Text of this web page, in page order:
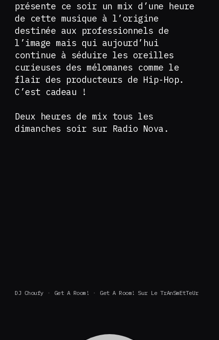
présente ce soir un mix d’une heure
de cette musique à l’origine
destinée aux professionnels de
l’image mais qui aujourd’hui
continue à séduire les oreilles
curieuses des mélomanes comme le
flair des producteurs de Hip-Hop.
C’est cadeau !
Deux heures de mix tous les
dimanches soir sur Radio Nova.
DJ Choufy Get A Room! Get A Room! Sur Le TrAnSmEtTeUr